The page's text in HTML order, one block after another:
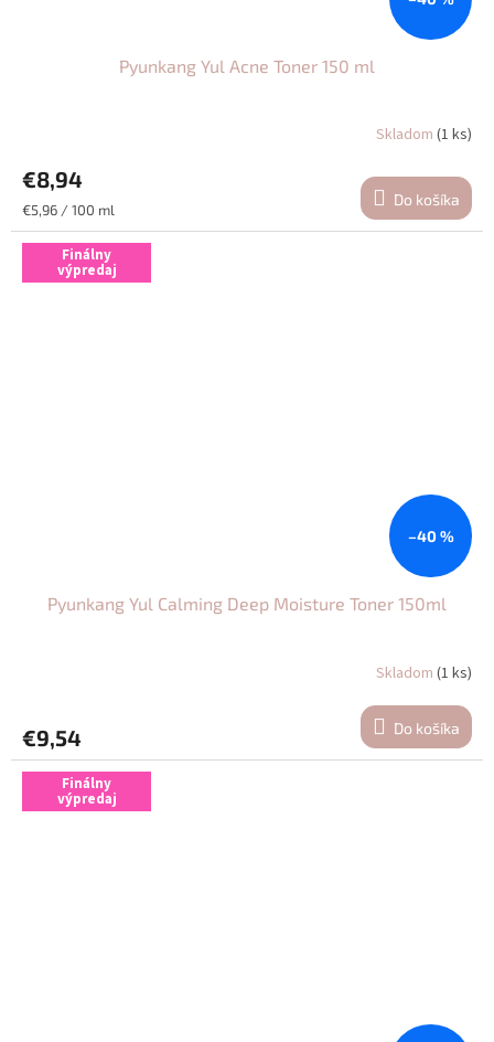
Pyunkang Yul Acne Toner 150 ml
Skladom (1 ks)
€8,94
Jednotková
cena:
€5,96 / 100 ml
Do košíka
Finálny
výpredaj
–40 %
Pyunkang Yul Calming Deep Moisture Toner 150ml
Skladom (1 ks)
€9,54 Do košíka
Finálny
výpredaj